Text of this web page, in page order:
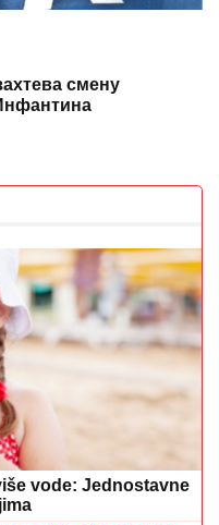
смену
vode: Jednostavne